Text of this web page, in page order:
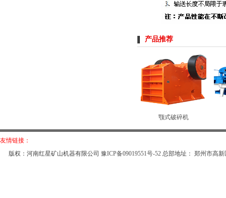
产品推荐
颚式破碎机
友情链接：
版权：河南红星矿山机器有限公司豫ICP备09019551号-52 总部地址： 郑州市高